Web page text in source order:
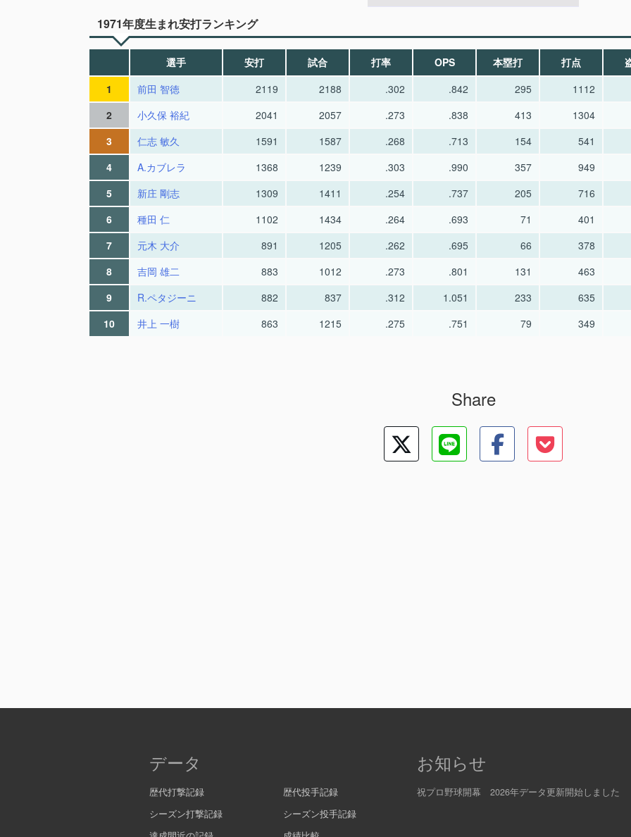
1971年度生まれ安打ランキング
選手 安打 試合 打率 OPS 本塁打 打点
1
前田 智徳 2119 2188 .302 .842 295
1112
2
小久保 裕紀 2041 2057 .273 .838 413
1304
3
仁志 敏久 1591 1587 .268 .713 154
541
4
A.カブレラ 1368 1239 .303 .990 357
949
5
新庄 剛志 1309 1411 .254 .737 205
716
6
種田 仁 1102 1434 .264 .693 71
401
7
元木 大介 891 1205 .262 .695 66
378
8
吉岡 雄二 883 1012 .273 .801 131
463
9
R.ペタジーニ 882 837 .312 1.051 233
635
10
井上 一樹 863 1215 .275 .751 79 349
Share
データ
歴代打撃記録
歴代投手記録
シーズン打撃記録
シーズン投手記録
お知らせ
祝プロ野球開幕 2026年データ更新開始しました